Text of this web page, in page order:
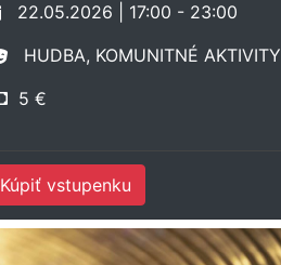
22.05.2026 | 17:00 - 23:00
HUDBA, KOMUNITNÉ AKTIVITY
5 €
Kúpiť vstupenku